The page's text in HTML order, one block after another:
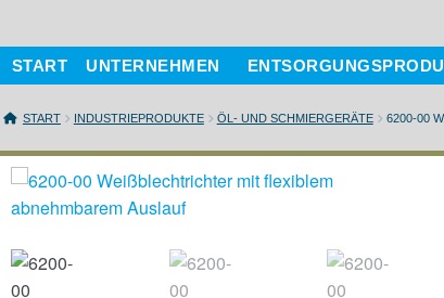
START UNTERNEHMEN
START INDUSTRIEPRODUKTE ÖL- UND SCHMIERGERÄTE 6200-00